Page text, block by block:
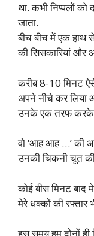
था. कभी निप्पलों को
जाता.
बीच बीच में एक हाथ
की सिसकारियां और
करीब 8-10 मिनट
अपने नीचे कर लिया
उनके एक तरफ
वो ‘आह आह …’ की
उनकी चिकनी चूत की
कोई बीस मिनट बाद
मेरे धक्कों की रफ्तार